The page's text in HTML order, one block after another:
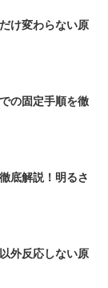
け変わらない原
の固定手順を徹
底解説！明るさ
外反応しない原